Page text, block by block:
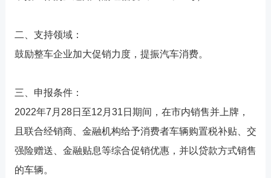
二、支持领域：
鼓励整车企业加大促销力度，提振汽车消费。
三、申报条件：
2022年7月28日至12月31日期间，在市内销售并上牌，
且联合经销商、金融机构给予消费者车辆购置税补贴、交
强险赠送、金融贴息等综合促销优惠，并以贷款方式销售
的车辆。